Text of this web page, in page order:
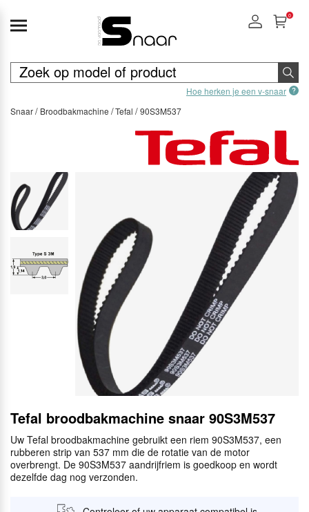
Hoe herken je een v-snaar
0
Snaar Broodbakmachine Tefal 90S3M537
Tefal broodbakmachine snaar 90S3M537
Uw Tefal broodbakmachine gebruikt een riem 90S3M537, een
rubberen strip van 537 mm die de rotatie van de motor
overbrengt. De 90S3M537 aandrijfriem is goedkoop en wordt
dezelfde dag nog verzonden.